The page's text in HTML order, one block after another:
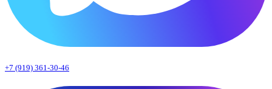
+7 (919) 361-30-46